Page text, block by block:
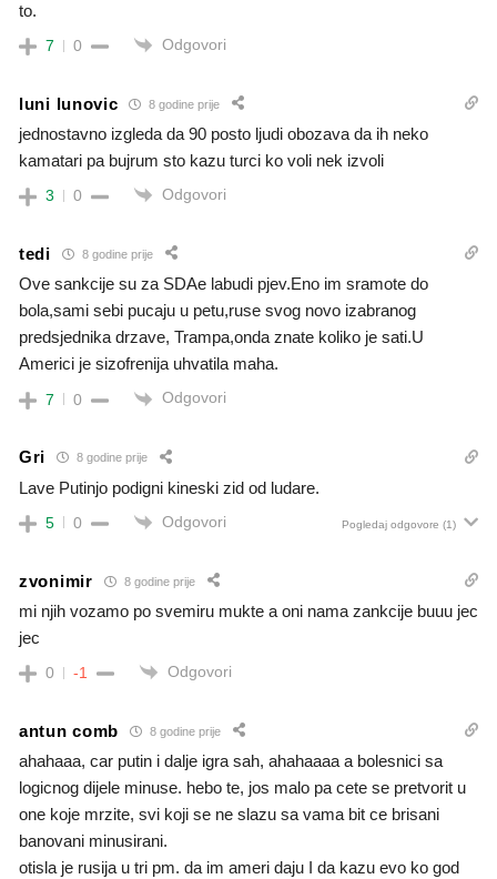
to.
7 0 Odgovori
luni lunovic 8 godine prije
jednostavno izgleda da 90 posto ljudi obozava da ih neko
kamatari pa bujrum sto kazu turci ko voli nek izvoli
3 0 Odgovori
tedi 8 godine prije
Ove sankcije su za SDAe labudi pjev.Eno im sramote do
bola,sami sebi pucaju u petu,ruse svog novo izabranog
predsjednika drzave, Trampa,onda znate koliko je sati.U
Americi je sizofrenija uhvatila maha.
7 0 Odgovori
Gri 8 godine prije
Lave Putinjo podigni kineski zid od ludare.
5 0 Odgovori Pogledaj odgovore (1)
zvonimir 8 godine prije
mi njih vozamo po svemiru mukte a oni nama zankcije buuu jec
jec
0 -1 Odgovori
antun comb 8 godine prije
ahahaaa, car putin i dalje igra sah, ahahaaaa a bolesnici sa
logicnog dijele minuse. hebo te, jos malo pa cete se pretvorit u
one koje mrzite, svi koji se ne slazu sa vama bit ce brisani
banovani minusirani.
otisla je rusija u tri pm. da im ameri daju I da kazu evo ko god